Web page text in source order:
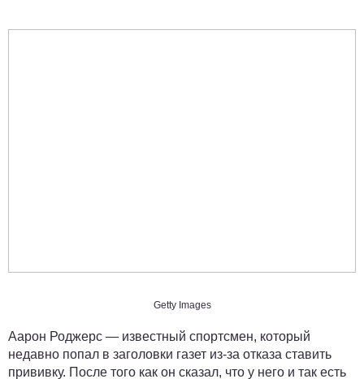
Getty Images
Аарон Роджерс — известный спортсмен, который
недавно попал в заголовки газет из-за отказа ставить
прививку. После того как он сказал, что у него и так есть